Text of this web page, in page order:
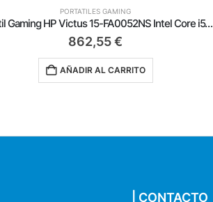
PORTATILES GAMING
Portátil Gaming Asus TUF TUF608JPR-QT031 Intel Core i7-14650HX/ 32GB/ 1TB SSD/ GeForce RTX 5070/ 16’/ Sin Sistema Operativo
1.912,55€
AÑADIR AL CARRITO
| CONTACTO